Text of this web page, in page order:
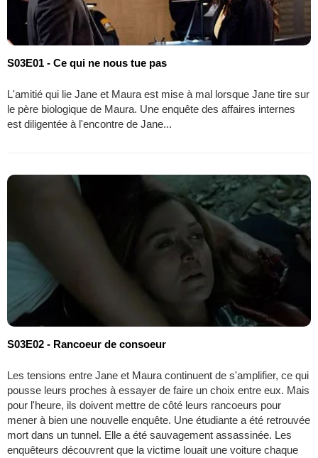
S03E01 - Ce qui ne nous tue pas
L'amitié qui lie Jane et Maura est mise à mal lorsque Jane tire sur
le père biologique de Maura. Une enquête des affaires internes
est diligentée à l'encontre de Jane...
S03E02 - Rancoeur de consoeur
Les tensions entre Jane et Maura continuent de s'amplifier, ce qui
pousse leurs proches à essayer de faire un choix entre eux. Mais
pour l'heure, ils doivent mettre de côté leurs rancoeurs pour
mener à bien une nouvelle enquête. Une étudiante a été retrouvée
mort dans un tunnel. Elle a été sauvagement assassinée. Les
enquêteurs découvrent que la victime louait une voiture chaque